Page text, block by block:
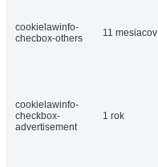
cookielawinfo-
checbox-others
11 mesiacov
cookielawinfo-
checkbox-
advertisement
1 rok